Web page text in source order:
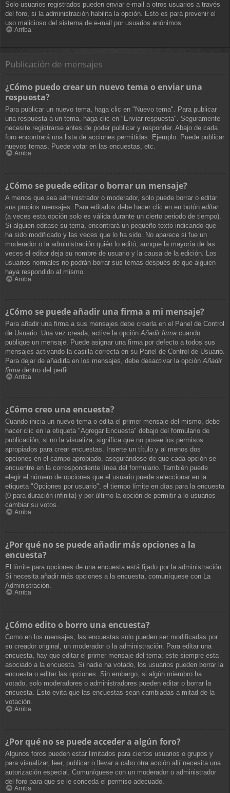
Solo usuarios registrados pueden enviar e-mail a otros usuarios a través
del foro, si la administración habilita la opción. Esto es para prevenir el
uso malicioso del sistema de e-mail por usuarios anónimos.
Arriba
Publicación de mensajes
¿Cómo puedo crear un nuevo tema o enviar una
respuesta?
Para publicar un nuevo tema, haga clic en "Nuevo tema". Para publicar
una respuesta a un tema, haga clic en "Enviar respuesta". Seguramente
necesite registrarse antes de poder publicar y responder. Abajo de cada
foro encontrará una lista de acciones permitidas. Ejemplo: Puede publicar
nuevos temas, Puede votar en las encuestas, etc.
Arriba
¿Cómo se puede editar o borrar un mensaje?
A menos que sea administrador o moderador, solo puede borrar o editar
sus propios mensajes. Para editarlos debe hacer clic en en botón editar
(a veces esta opción solo es válida durante un cierto periodo de tiempo).
Si alguien editase su tema, encontrará un pequeño texto indicando que
ha sido modificado y las veces que lo ha sido. No aparece si fue un
moderador o la administración quién lo editó, aunque la mayoría de las
veces el editor deja su nombre de usuario y la causa de la edición. Los
usuarios normales no podrán borrar sus temas después de que alguien
haya respondido al mismo.
Arriba
¿Cómo se puede añadir una firma a mi mensaje?
Para añadir una firma a sus mensajes debe crearla en el Panel de Control
de Usuario. Una vez creada, active la opción Añadir firma cuando
publique un mensaje. Puede asignar una firma por defecto a todos sus
mensajes activando la casilla correcta en su Panel de Control de Usuario.
Para dejar de añadirla en los mensajes, debe desactivar la opción Añadir
firma dentro del perfil.
Arriba
¿Cómo creo una encuesta?
Cuando inicia un nuevo tema o edita el primer mensaje del mismo, debe
hacer clic en la etiqueta "Agregar Encuesta" debajo del formulario de
publicación; si no la visualiza, significa que no posee los permisos
apropiados para crear encuestas. Inserte un título y al menos dos
opciones en el campo apropiado, asegurándose de que cada opción se
encuentre en la correspondiente línea del formulario. También puede
elegir el número de opciones que el usuario puede seleccionar en la
etiqueta "Opciones por usuario", el tiempo límite en días para la encuesta
(0 para duración infinita) y por último la opción de permitir a lo usuarios
cambiar su votos.
Arriba
¿Por qué no se puede añadir más opciones a la
encuesta?
El límite para opciones de una encuesta está fijado por la administración.
Si necesita añadir más opciones a la encuesta, comuníquese con La
Administración.
Arriba
¿Cómo edito o borro una encuesta?
Como en los mensajes, las encuestas solo pueden ser modificadas por
su creador original, un moderador o la administración. Para editar una
encuesta, hay que editar el primer mensaje del tema; este siempre esta
asociado a la encuesta. Si nadie ha votado, los usuarios pueden borrar la
encuesta o editar las opciones. Sin embargo, si algún miembro ha
votado, solo moderadores o administradores pueden editar o borrar la
encuesta. Esto evita que las encuestas sean cambiadas a mitad de la
votación.
Arriba
¿Por qué no se puede acceder a algún foro?
Algunos foros pueden estar limitados para ciertos usuarios o grupos y
para visualizar, leer, publicar o llevar a cabo otra acción allí necesita una
autorización especial. Comuníquese con un moderador o administrador
del foro para que se le conceda el permiso adecuado.
Arriba